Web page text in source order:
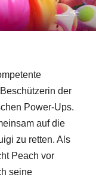
der
Power-Ups.
auf die
zu retten. Als
Peach vor
seine